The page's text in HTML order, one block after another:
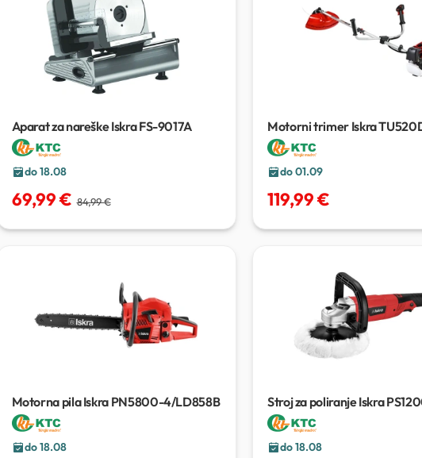
Aparat za nareške Iskra FS-9017A
do 18.08
69,99 € 84,99 €
Motorni trimer Iskra
do 01.09
119,99 €
Motorna pila Iskra PN5800-4/LD858B
do 18.08
Stroj za poliranje Iskra
do 18.08